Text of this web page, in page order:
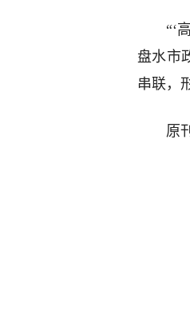
“‘
盘水市
串联，
原